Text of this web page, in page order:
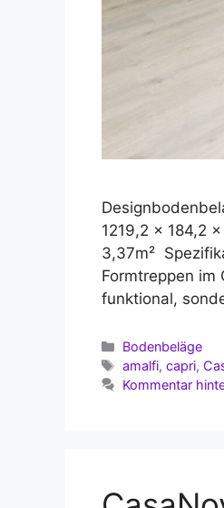
1219,2 x 184,2
3,37m²
Formtreppen im
funktional,
Kategorien
Bodenbeläge
Schlagwörter
amalfi,capri,
Kommentar